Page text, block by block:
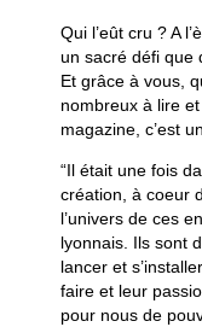
Qui l’eût cru ? A
un sacré défi que
Et grâce à vous,
nombreux à lire
magazine, c’est
“Il était une fois
création, à coeur
l’univers de ces
lyonnais. Ils sont
lancer et
faire et leur
pour nous de